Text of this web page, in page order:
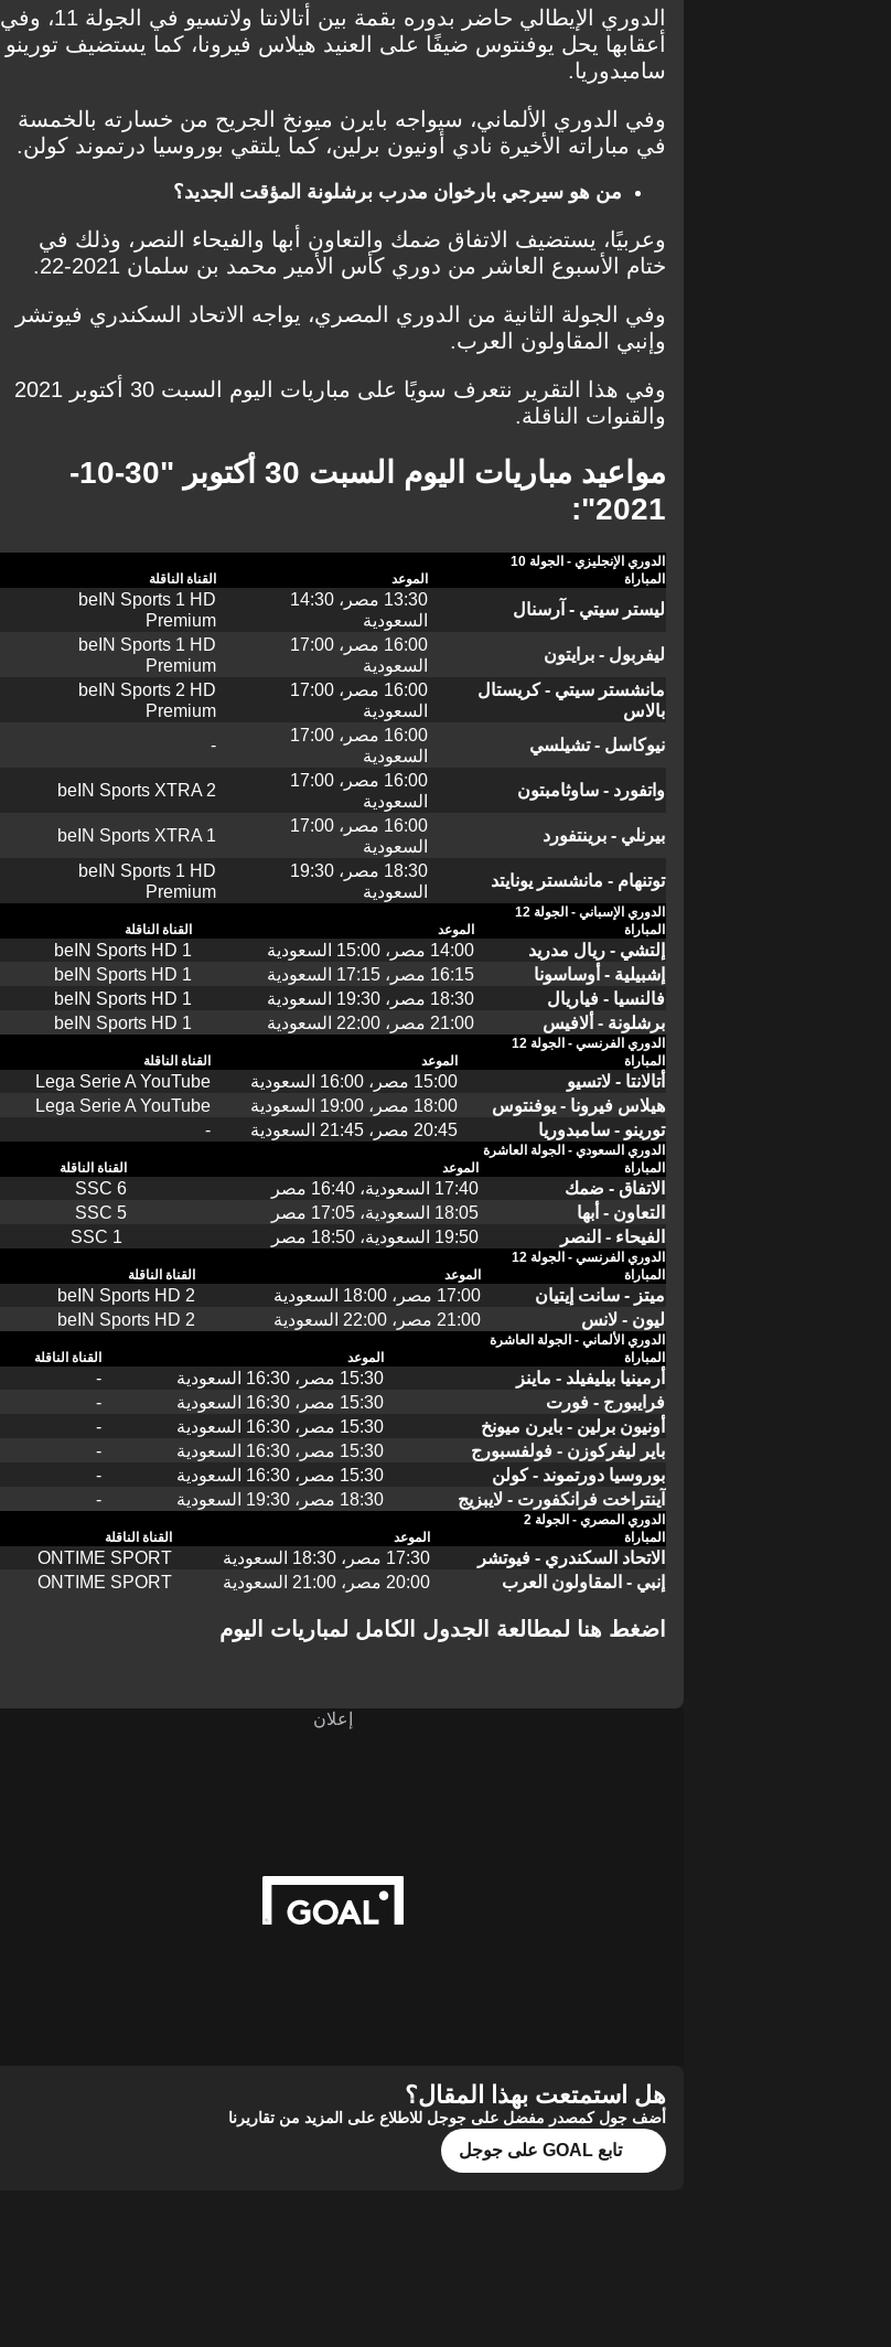
الدوري الإيطالي حاضر بدوره بقمة بين أتالانتا ولاتسيو في الجولة 11، وفي
أعقابها يحل يوفنتوس ضيفًا على العنيد هيلاس فيرونا، كما يستضيف تورينو
سامبدوريا.
وفي الدوري الألماني، سيواجه بايرن ميونخ الجريح من خسارته بالخمسة
في مباراته الأخيرة نادي أونيون برلين، كما يلتقي بوروسيا درتموند كولن.
من هو سيرجي بارخوان مدرب برشلونة المؤقت الجديد؟
وعربيًا، يستضيف الاتفاق ضمك والتعاون أبها والفيحاء النصر، وذلك في
ختام الأسبوع العاشر من دوري كأس الأمير محمد بن سلمان 2021-22.
وفي الجولة الثانية من الدوري المصري، يواجه الاتحاد السكندري فيوتشر
وإنبي المقاولون العرب.
وفي هذا التقرير نتعرف سويًا على مباريات اليوم السبت 30 أكتوبر 2021
والقنوات الناقلة.
مواعيد مباريات اليوم السبت 30 أكتوبر "30-10-
2021":
الدوري الإنجليزي - الجولة 10
المباراة
الموعد القناة الناقلة
ليستر سيتي - آرسنال
13:30 مصر، 14:30
السعودية
beIN Sports 1 HD
Premium
ليفربول - برايتون
16:00 مصر، 17:00
السعودية
beIN Sports 1 HD
Premium
مانشستر سيتي - كريستال
بالاس
16:00 مصر، 17:00
السعودية
beIN Sports 2 HD
Premium
نيوكاسل - تشيلسي
16:00 مصر، 17:00
السعودية
-
واتفورد - ساوثامبتون
16:00 مصر، 17:00
السعودية
beIN Sports XTRA 2
بيرنلي - برينتفورد
16:00 مصر، 17:00
السعودية
beIN Sports XTRA 1
توتنهام - مانشستر يونايتد
18:30 مصر، 19:30
السعودية
beIN Sports 1 HD
Premium
الدوري الإسباني - الجولة 12
المباراة
الموعد القناة الناقلة
إلتشي - ريال مدريد 14:00 مصر، 15:00 السعودية
beIN Sports HD 1
إشبيلية - أوساسونا
16:15 مصر، 17:15 السعودية
beIN Sports HD 1
فالنسيا - فياريال
18:30 مصر، 19:30 السعودية
beIN Sports HD 1
برشلونة - ألافيس
21:00 مصر، 22:00 السعودية beIN Sports HD 1
الدوري الفرنسي - الجولة 12
المباراة
الموعد القناة الناقلة
أتالانتا - لاتسيو 15:00 مصر، 16:00 السعودية
Lega Serie A YouTube
هيلاس فيرونا - يوفنتوس
18:00 مصر، 19:00 السعودية
Lega Serie A YouTube
تورينو - سامبدوريا
20:45 مصر، 21:45 السعودية -
الدوري السعودي - الجولة العاشرة
المباراة
الموعد القناة الناقلة
الاتفاق - ضمك 17:40 السعودية، 16:40 مصر
SSC 6
التعاون - أبها
18:05 السعودية، 17:05 مصر
SSC 5
الفيحاء - النصر
19:50 السعودية، 18:50 مصر
الدوري الفرنسي - الجولة 12
المباراة
الموعد القناة الناقلة
ميتز - سانت إيتيان 17:00 مصر، 18:00 السعودية
beIN Sports HD 2
ليون - لانس
21:00 مصر، 22:00 السعودية beIN Sports HD 2
الدوري الألماني - الجولة العاشرة
المباراة
الموعد القناة الناقلة
أرمينيا بيليفيلد - ماينز 15:30 مصر، 16:30 السعودية
-
فرايبورج - فورت
15:30 مصر، 16:30 السعودية
-
أونيون برلين - بايرن ميونخ
15:30 مصر، 16:30 السعودية
-
باير ليفركوزن - فولفسبورج
15:30 مصر، 16:30 السعودية
-
بوروسيا دورتموند - كولن
15:30 مصر، 16:30 السعودية
-
آينتراخت فرانكفورت - لايبزيج
18:30 مصر، 19:30 السعودية -
الدوري المصري - الجولة 2
المباراة
الموعد القناة الناقلة
الاتحاد السكندري - فيوتشر 17:30 مصر، 18:30 السعودية
ONTIME SPORT
إنبي - المقاولون العرب
20:00 مصر، 21:00 السعودية ONTIME SPORT
اضغط هنا لمطالعة الجدول الكامل لمباريات اليوم
إعلان
هل استمتعت بهذا المقال؟
أضف جول كمصدر مفضل على جوجل للاطلاع على المزيد من تقاريرنا
تابع GOAL على جوجل